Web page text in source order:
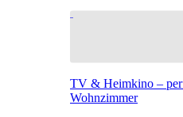
TV & Heimkino –
Wohnzimmer